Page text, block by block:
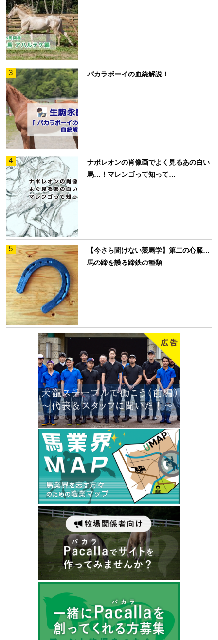
3 パカラボーイの血統解説！
4
ナポレオンの肖像画でよく見るあの白い
馬…！マレンゴって知って…
5
【今さら聞けない競馬学】第二の心臓…
馬の蹄を護る蹄鉄の種類